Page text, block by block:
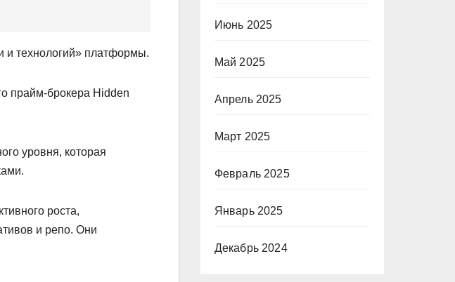
и технологий» платформы.
прайм-брокера Hidden
уровня, которая
роста,
и репо. Они
Июнь 2025
Май 2025
Апрель 2025
Март 2025
Февраль 2025
Январь 2025
Декабрь 2024